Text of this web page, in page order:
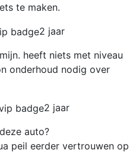
te maken.
2 jaar
heeft niets met niveau
onderhoud nodig over
2 jaar
auto?
peil eerder vertrouwen op